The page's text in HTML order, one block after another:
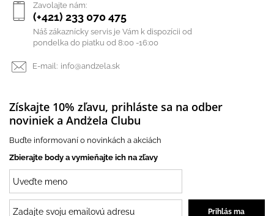
Zavolajte nám:
(+421) 233 070 475
Náš zákaznícky servis je Vám k dispozícii od
pondelka do piatku od 8:00 -16:00
E-mail: info@andzela.sk
Získajte 10% zľavu, prihláste sa na odber
noviniek a Andżela Clubu
Buďte informovaní o novinkách a akciách
Zbierajte body a vymieňajte ich na zľavy